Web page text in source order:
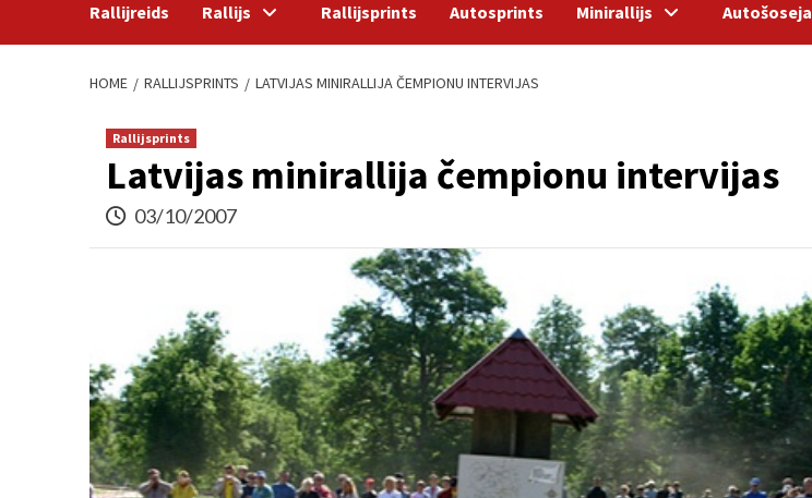
Rallijreids Rallijs Rallijsprints Autosprints Minirallijs Autošoseja
HOME RALLIJSPRINTS LATVIJAS MINIRALLIJA ČEMPIONU INTERVIJAS
Rallijsprints
Latvijas minirallija čempionu intervijas
03/10/2007